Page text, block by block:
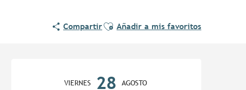
CompartirAjouter aux favoris
Añadir a mis favoritos
VIERNES 28 AGOSTO